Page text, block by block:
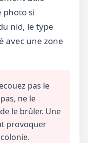
photo si
nid, le type
avec une zone
pas le
ne le
le brûler. Une
provoquer